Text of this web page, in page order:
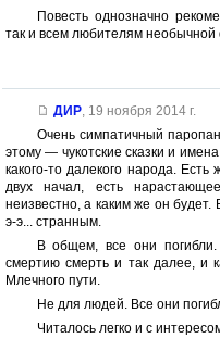
Повесть однозначно
так и всем любителям необычной
ДИР, 19 ноября 2014 г.
Очень симпатичный
этому — чукотские сказки и
какого-то далекого народа.
двух начал, есть
неизвестно, а каким же он будет.
э-э... странным.
В общем, все они погибли.
смертию смерть и так далее, и
Млечного пути.
Не для людей. Все они
Читалось легко и с